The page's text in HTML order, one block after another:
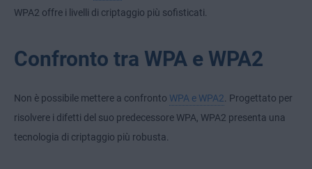
WPA2 offre i livelli di criptaggio più sofisticati.
Confronto tra WPA e WPA2
Non è possibile mettere a confronto WPA e WPA2. Progettato per
risolvere i difetti del suo predecessore WPA, WPA2 presenta una
tecnologia di criptaggio più robusta.